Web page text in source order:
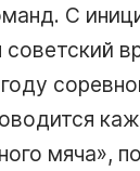
C
мяча»,